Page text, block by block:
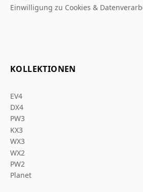
Einwilligung zu Cookies &
KOLLEKTIONEN
EV4
DX4
PW3
KX3
WX3
WX2
PW2
Planet